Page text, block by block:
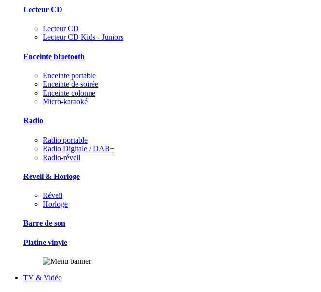
Lecteur CD
Lecteur CD
Lecteur CD Kids - Juniors
Enceinte bluetooth
Enceinte portable
Enceinte de soirée
Enceinte colonne
Micro-karaoké
Radio
Radio portable
Radio Digitale / DAB+
Radio-réveil
Réveil & Horloge
Réveil
Horloge
Barre de son
Platine vinyle
TV & Vidéo